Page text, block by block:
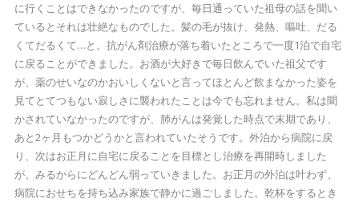
に行くことはできなかったのですが、毎日通っていた祖母の話を聞い
ているとそれは壮絶なものでした。髪の毛が抜け、発熱、嘔吐、だる
くてだるくて…と。抗がん剤治療が落ち着いたところで一度1泊で自宅
に戻ることができました。お酒が大好きで毎日飲んでいた祖父です
が、薬のせいなのかおいしくないと言ってほとんど飲まなかった姿を
見てとてつもない寂しさに襲われたことは今でも忘れません。私は聞
かされていなかったのですが、肺がんは発覚した時点で末期であり、
あと2ヶ月もつかどうかと言われていたそうです。外泊から病院に戻
り、次はお正月に自宅に戻ることを目標とし治療を再開時しました
が、みるからにどんどん弱っていきました。お正月の外泊は叶わず、
病院におせちを持ち込み家族で静かに過ごしました。乾杯をするとき